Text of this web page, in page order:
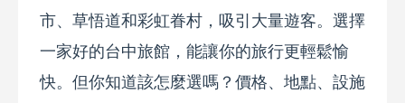
市、草悟道和彩虹眷村，吸引大量遊客。選擇
一家好的台中旅館，能讓你的旅行更輕鬆愉
快。但你知道該怎麼選嗎？價格、地點、設施